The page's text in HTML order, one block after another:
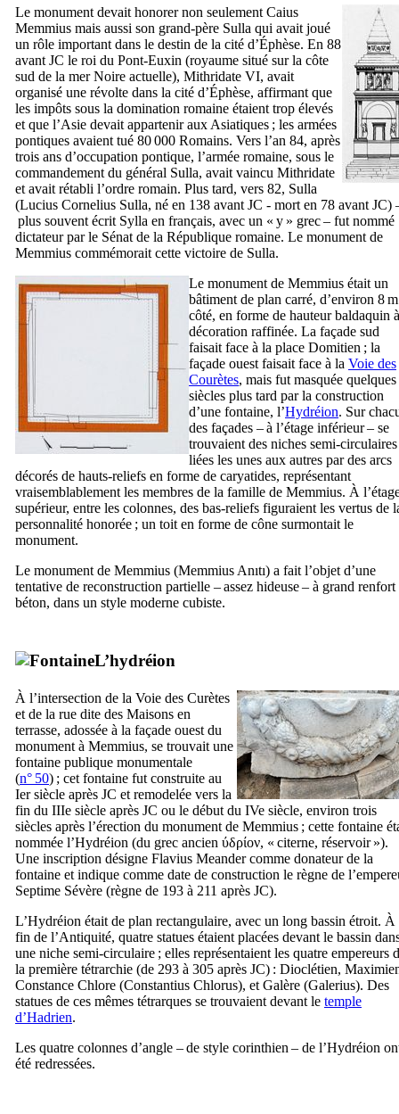
Le monument devait honorer non seulement Caius
Memmius mais aussi son grand-père Sulla qui avait joué
un rôle important dans le destin de la cité d’Éphèse. En 88
avant JC le roi du Pont-Euxin (royaume situé sur la côte
sud de la mer Noire actuelle), Mithridate VI, avait
organisé une révolte dans la cité d’Éphèse, affirmant que
les impôts sous la domination romaine étaient trop élevés
et que l’Asie devait appartenir aux Asiatiques ; les armées
pontiques avaient tué 80 000 Romains. Vers l’an 84, après
trois ans d’occupation pontique, l’armée romaine, sous le
commandement du général Sulla, avait vaincu Mithridate
et avait rétabli l’ordre romain. Plus tard, vers 82, Sulla
(Lucius Cornelius Sulla, né en 138 avant JC - mort en 78 avant JC)
plus souvent écrit Sylla en français, avec un « y » grec – fut nommé
dictateur par le Sénat de la République romaine. Le monument de
Memmius commémorait cette victoire de Sulla.
Le monument de Memmius était un
bâtiment de plan carré, d’environ 8
côté, en forme de hauteur baldaquin
décoration raffinée. La façade sud
faisait face à la place Domitien ; la
façade ouest faisait face à la Voie des
Courètes, mais fut masquée quelques
siècles plus tard par la construction
d’une fontaine, l’Hydréion. Sur
des façades – à l’étage inférieur – se
trouvaient des niches semi-circulaires
liées les unes aux autres par des arcs
décorés de hauts-reliefs en forme de caryatides, représentant
vraisemblablement les membres de la famille de Memmius. À
supérieur, entre les colonnes, des bas-reliefs figuraient les vertus de
personnalité honorée ; un toit en forme de cône surmontait le
monument.
Le monument de Memmius (Memmius Anıtı) a fait l’objet d’une
tentative de reconstruction partielle – assez hideuse – à grand renfort
béton, dans un style moderne cubiste.
L’hydréion
À l’intersection de la Voie des Curètes
et de la rue dite des Maisons en
terrasse, adossée à la façade ouest du
monument à Memmius, se trouvait une
fontaine publique monumentale
(n° 50) ; cet fontaine fut construite au
Iersiècle après JC et remodelée vers la
fin du IIIe siècle après JC ou le début du IVe siècle, environ trois
siècles après l’érection du monument de Memmius ; cette fontaine
nommée l’Hydréion (du grec ancien ύδρίον, « citerne, réservoir »).
Une inscription désigne Flavius Meandercomme donateur de la
fontaine et indique comme date de construction le règne de
Septime Sévère (règne de 193 à 211 après JC).
L’Hydréion était de plan rectangulaire, avec un long bassin étroit. À
fin de l’Antiquité, quatre statues étaient placées devant le bassin
une niche semi-circulaire ; elles représentaient les quatre empereurs
la première tétrarchie (de 293 à 305 après JC) : Dioclétien,
Constance Chlore (Constantius Chlorus), et Galère (Galerius). Des
statues de ces mêmes tétrarques se trouvaient devant le temple
d’Hadrien.
Les quatre colonnes d’angle – de style corinthien – de l’Hydréion
été redressées.